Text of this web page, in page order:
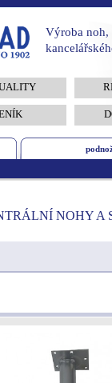
Výroba noh,
NOHY A